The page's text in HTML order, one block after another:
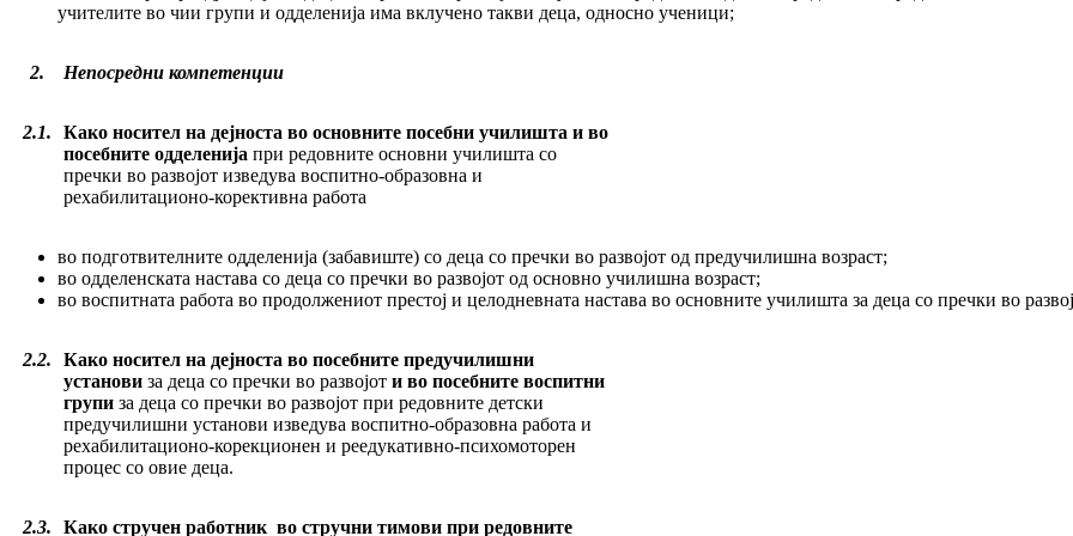
учителите во чии групи и одделенија има вклучено такви деца, односно ученици;
2. Непосредни компетенции
2.1.
Како носител на дејноста во основните посебни училишта и во
посебните одделенија при редовните основни училишта со
пречки во развојот изведува воспитно-образовна и
рехабилитационо-корективна работа
во подготвителните одделенија (забавиште) со деца со пречки во развојот од предучилишна возраст;
во одделенската настава со деца со пречки во развојот од основно училишна возраст;
во воспитната работа во продолжениот престој и целодневната настава во основните училишта за деца со пречки во
2.2.
Како носител на дејноста во посебните предучилишни
установи за деца со пречки во развојот и во посебните воспитни
групи за деца со пречки во развојот при редовните детски
предучилишни установи изведува воспитно-образовна работа и
рехабилитационо-корекционен и реедукативно-психомоторен
процес со овие деца.
2.3. Како стручен работник во стручни тимови при редовните